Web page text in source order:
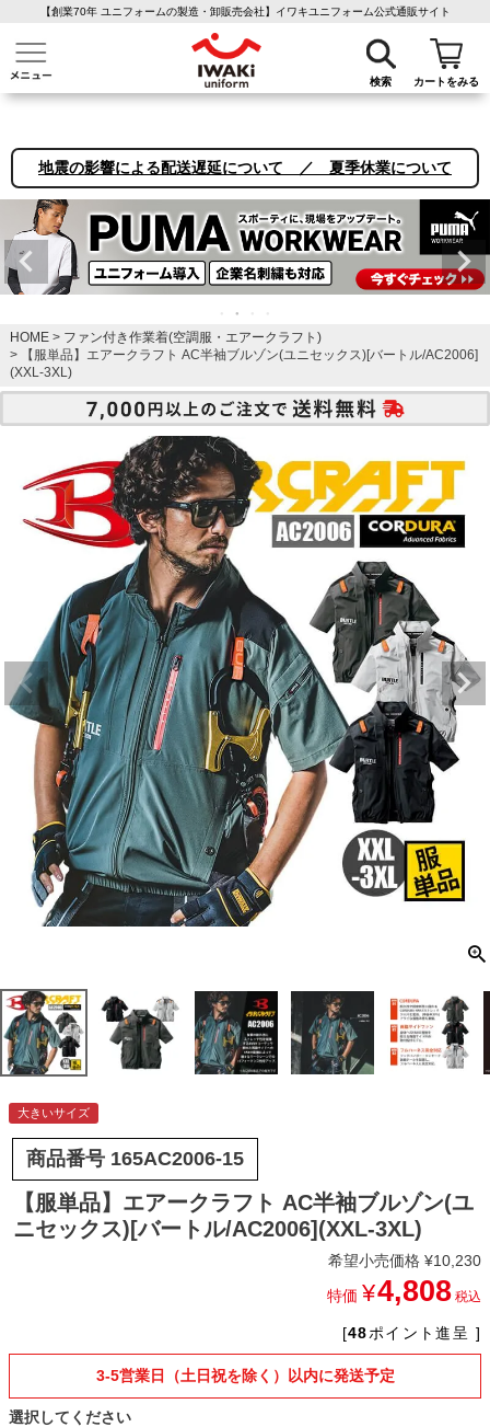
【創業70年 ユニフォームの製造・卸販売会社】イワキユニフォーム公式通販サイト
検索 カートをみる
介護ユニフォーム 作業着・作業服 ファン付き作業着 医療白衣
地震の影響による配送遅延について ／ 夏季休業について
HOME
ファン付き作業着(空調服・エアークラフト)
【服単品】エアークラフト AC半袖ブルゾン(ユニセックス)[バートル/AC2006]
(XXL-3XL)
大きいサイズ
商品番号 165AC2006-15
【服単品】エアークラフト AC半袖ブルゾン(ユ
ニセックス)[バートル/AC2006](XXL-3XL)
希望小売価格 ¥10,230
特価 ¥4,808 税込
[48ポイント進呈 ]
3-5営業日（土日祝を除く）以内に発送予定
選択してください